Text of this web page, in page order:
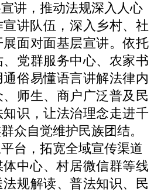
，推动法规深入人心
讲队伍，深入乡村、社
面对面基层宣讲。依托
党群服务中心、农家书
俗易懂语言讲解法律内
师生、商户广泛普及民
识，让法治理念走进千
众自觉维护民族团结。
，拓宽全域宣传渠道
中心、村居微信群等线
规解读、普法知识、民